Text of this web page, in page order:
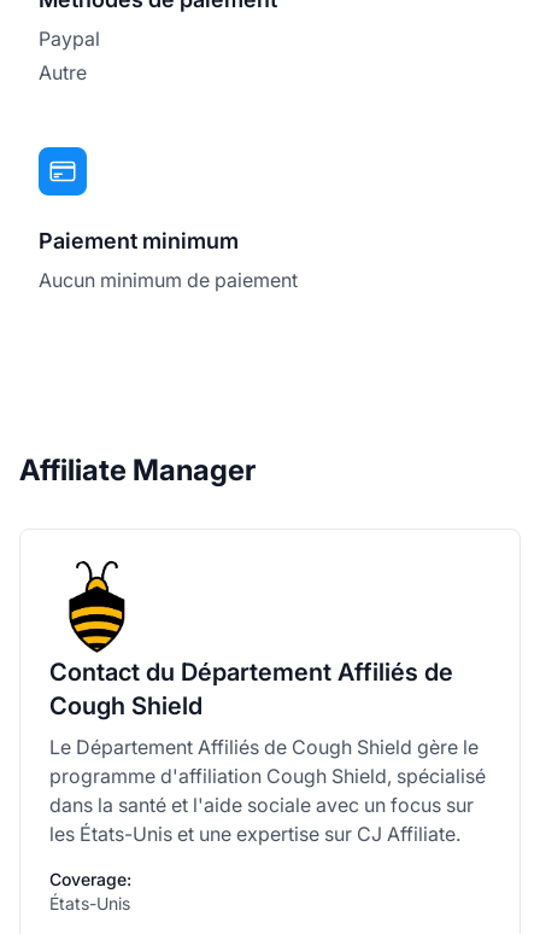
Paypal
Autre
Paiement minimum
Aucun minimum de paiement
Affiliate Manager
Contact du Département Affiliés de
Cough Shield
Le Département Affiliés de Cough Shield gère le
programme d'affiliation Cough Shield, spécialisé
dans la santé et l'aide sociale avec un focus sur
les États-Unis et une expertise sur CJ Affiliate.
Coverage:
États-Unis